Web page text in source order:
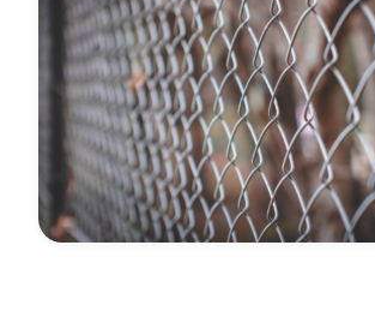
Tensor galvanizado
cultivos